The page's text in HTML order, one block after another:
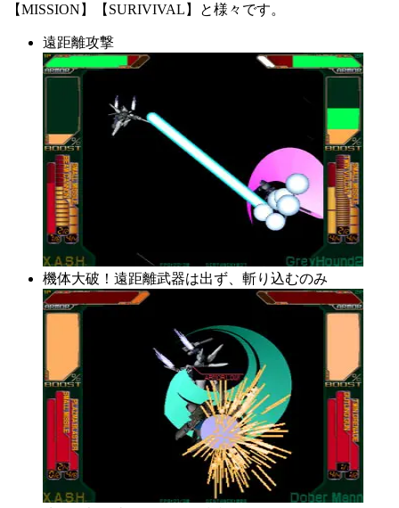
【MISSION】【SURIVIVAL】と様々です。
遠距離攻撃
機体大破！遠距離武器は出ず、斬り込むのみ